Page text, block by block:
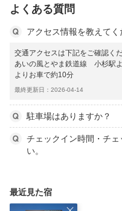
よくある質問
アクセス情報を教えてく
交通アクセスは下記をご確認くだ
あいの風とやま鉄道線 小杉駅
よりお車で約10分
最終更新日：2026-04-14
駐車場はありますか？
チェックイン時間・チ
い。
最近見た宿